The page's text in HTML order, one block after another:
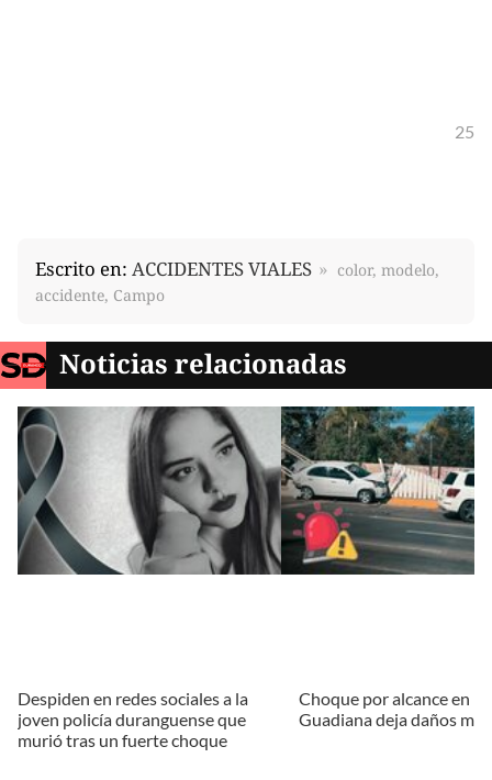
25
Escrito en: ACCIDENTES VIALES
color, modelo,
accidente, Campo
Noticias relacionadas
Despiden en redes sociales a la
joven policía duranguense que
murió tras un fuerte choque
Choque por alcance en
Guadiana deja daños